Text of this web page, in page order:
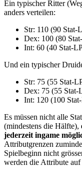
Ein typischer Ritter
anders verteilen:
Str: 110 (90 Stat-
Dex: 100 (80
Int: 60 (40 Stat-
Und ein typischer
Str: 75 (55 Stat-
Dex: 75 (55 Stat-
Int: 120 (100
Es müssen nicht alle
(mindestens die Hälfte),
jederzeit ingame
Attributgrenzen
Spielbeginn nicht
werden die Attribute